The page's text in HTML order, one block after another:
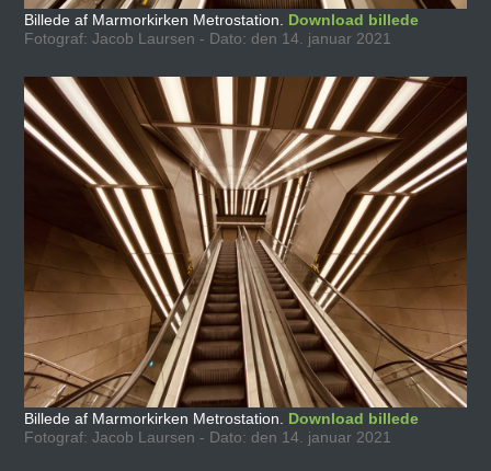
Billede af Marmorkirken Metrostation. Download billede
Fotograf: Jacob Laursen - Dato: den 14. januar 2021
Billede af Marmorkirken Metrostation. Download billede
Fotograf: Jacob Laursen - Dato: den 14. januar 2021